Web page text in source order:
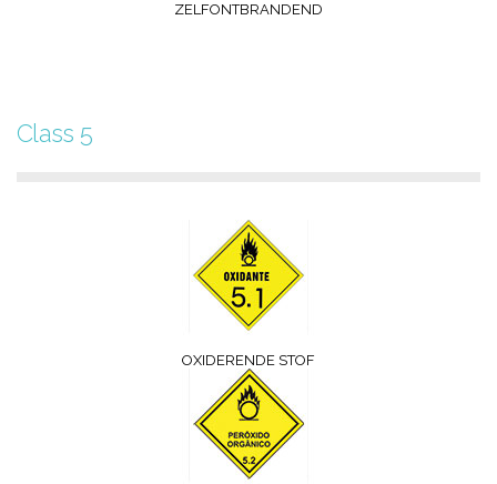
ZELFONTBRANDEND
Class 5
OXIDERENDE STOF